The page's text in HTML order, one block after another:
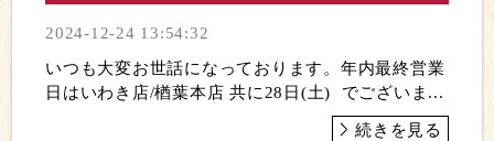
2024-12-24 13:54:32
いつも大変お世話になっております。年内最終営業
日はいわき店/楢葉本店 共に28日(土) でございま...
続きを見る